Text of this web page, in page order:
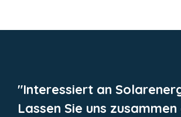
"Interessiert an
Lassen Sie uns